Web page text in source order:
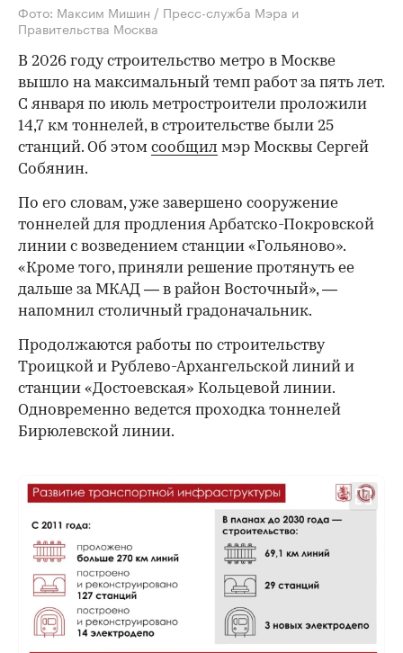
Фото: Максим Мишин / Пресс-служба Мэра и
Правительства Москва
В 2026 году строительство метро в Москве
вышло на максимальный темп работ за пять лет.
С января по июль метростроители проложили
14,7 км тоннелей, в строительстве были 25
станций. Об этом сообщил мэр Москвы Сергей
Собянин.
По его словам, уже завершено сооружение
тоннелей для продления Арбатско-Покровской
линии с возведением станции «Гольяново».
«Кроме того, приняли решение протянуть ее
дальше за МКАД — в район Восточный», —
напомнил столичный градоначальник.
Продолжаются работы по строительству
Троицкой и Рублево-Архангельской линий и
станции «Достоевская» Кольцевой линии.
Одновременно ведется проходка тоннелей
Бирюлевской линии.
00:00 /